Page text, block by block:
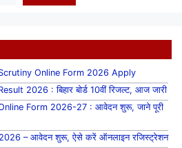
Online Form 2026 Apply
2026 : बिहार बोर्ड 10वीं रिजल्ट, आज जारी
Form 2026-27 : आवेदन शुरू, जाने पूरी
– आवेदन शुरू, ऐसे करें ऑनलाइन रजिस्ट्रेशन